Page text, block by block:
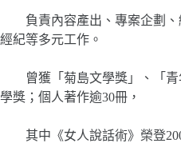
負責內容產出、專案企劃、
經紀等多元工作。
曾獲「菊島文學獎」、「青
學獎；個人著作逾30冊，
其中《女人說話術》榮登